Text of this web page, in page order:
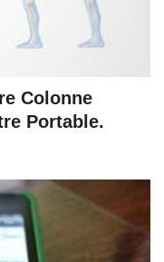
Colonne
Portable.